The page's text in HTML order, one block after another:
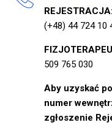
REJESTRACJA:
(+48) 44 724 10
509 765 030
Aby uzyskać
numer
zgłoszenie